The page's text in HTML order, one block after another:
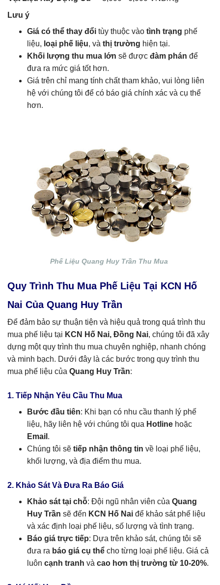
Lưu ý
Giá có thể thay đổi tùy thuộc vào tình trạng phế
liệu, loại phế liệu, và thị trường hiện tại.
Khối lượng thu mua lớn sẽ được đàm phán để
đưa ra mức giá tốt hơn.
Giá trên chỉ mang tính chất tham khảo, vui lòng liên
hệ với chúng tôi để có báo giá chính xác và cụ thể
hơn.
Phế Liệu Quang Huy Trần Thu Mua
Quy Trình Thu Mua Phế Liệu Tại KCN Hố
Nai Của Quang Huy Trần
Để đảm bảo sự thuận tiện và hiệu quả trong quá trình thu
mua phế liệu tại KCN Hố Nai, Đồng Nai, chúng tôi đã xây
dựng một quy trình thu mua chuyên nghiệp, nhanh chóng
và minh bạch. Dưới đây là các bước trong quy trình thu
mua phế liệu của Quang Huy Trần:
1. Tiếp Nhận Yêu Cầu Thu Mua
Bước đầu tiên: Khi bạn có nhu cầu thanh lý phế
liệu, hãy liên hệ với chúng tôi qua Hotline hoặc
Email .
Chúng tôi sẽ tiếp nhận thông tin về loại phế liệu,
khối lượng, và địa điểm thu mua.
2. Khảo Sát Và Đưa Ra Báo Giá
Khảo sát tại chỗ: Đội ngũ nhân viên của Quang
Huy Trần sẽ đến KCN Hố Nai để khảo sát phế liệu
và xác định loại phế liệu, số lượng và tình trạng.
Báo giá trực tiếp: Dựa trên khảo sát, chúng tôi sẽ
đưa ra báo giá cụ thể cho từng loại phế liệu. Giá cả
luôn cạnh tranh và cao hơn thị trường từ 10-20%.